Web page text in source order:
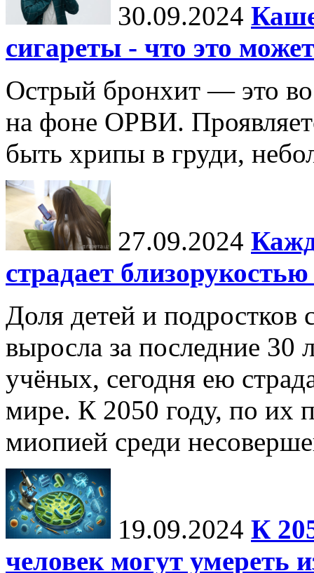
30.09.2024
сигареты - что это
Острый бронхит — это
на фоне ОРВИ.
быть хрипы в груди,
27.09.2024
страдает
Доля детей и подростков
выросла за последние 30
учёных, сегодня ею
мире. К 2050 году, по их
миопией среди
19.09.2024 К
человек могут умереть